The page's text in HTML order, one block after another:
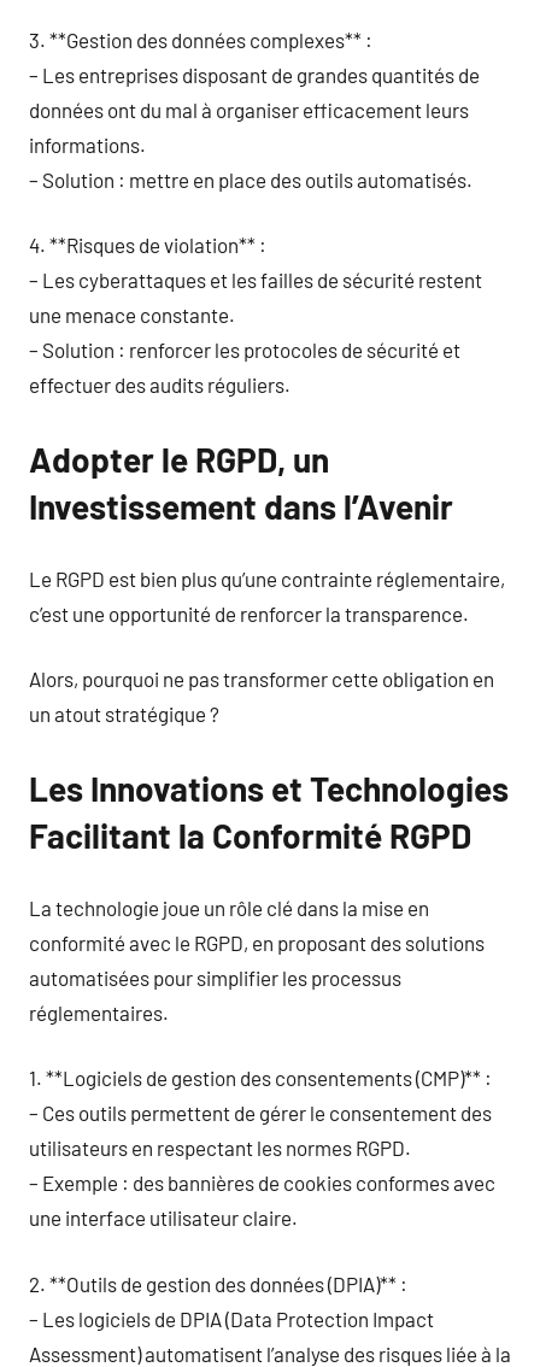
3. **Gestion des données complexes** :
– Les entreprises disposant de grandes quantités de
données ont du mal à organiser efficacement leurs
informations.
– Solution : mettre en place des outils automatisés.
4. **Risques de violation** :
– Les cyberattaques et les failles de sécurité restent
une menace constante.
– Solution : renforcer les protocoles de sécurité et
effectuer des audits réguliers.
Adopter le RGPD, un
Investissement dans l’Avenir
Le RGPD est bien plus qu’une contrainte réglementaire,
c’est une opportunité de renforcer la transparence.
Alors, pourquoi ne pas transformer cette obligation en
un atout stratégique ?
Les Innovations et Technologies
Facilitant la Conformité RGPD
La technologie joue un rôle clé dans la mise en
conformité avec le RGPD, en proposant des solutions
automatisées pour simplifier les processus
réglementaires.
1. **Logiciels de gestion des consentements (CMP)** :
– Ces outils permettent de gérer le consentement des
utilisateurs en respectant les normes RGPD.
– Exemple : des bannières de cookies conformes avec
une interface utilisateur claire.
2. **Outils de gestion des données (DPIA)** :
– Les logiciels de DPIA (Data Protection Impact
Assessment) automatisent l’analyse des risques liée à la